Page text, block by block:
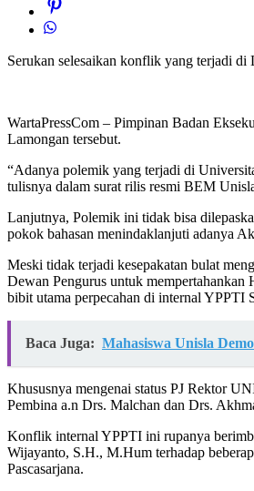
Serukan selesaikan konflik yang terjadi
WartaPressCom – Pimpinan Badan
Lamongan tersebut.
“Adanya polemik yang terjadi di
tulisnya dalam surat rilis resmi BEM
Lanjutnya, Polemik ini tidak bisa
pokok bahasan menindaklanjuti adanya
Meski tidak terjadi kesepakatan bulat
Dewan Pengurus untuk
bibit utama perpecahan di internal YPPTI
Baca Juga: Mahasiswa Unisla
Khususnya mengenai status PJ Rektor
Pembina a.n Drs. Malchan dan Drs.
Konflik internal YPPTI ini rupanya
Wijayanto, S.H., M.Hum terhadap
Pascasarjana.